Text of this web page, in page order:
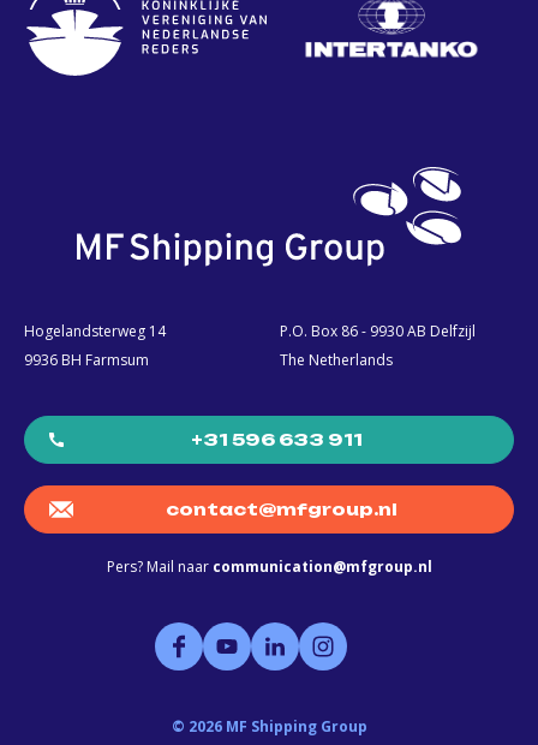
Hogelandsterweg 14
9936 BH Farmsum
P.O. Box 86 - 9930 AB Delfzijl
The Netherlands
+31 596 633 911
contact@mfgroup.nl
Pers? Mail naar communication@mfgroup.nl
© 2026 MF Shipping Group